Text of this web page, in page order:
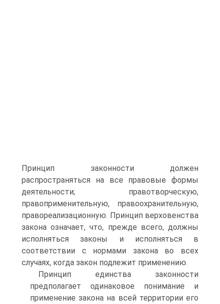
Принцип законности должен
распространяться на все правовые формы
деятельности; правотворческую,
правоприменительную, правоохранительную,
правореализационную. Принцип верховенства
закона означает, что, прежде всего, должны
исполняться законы и исполняться в
соответствии с нормами закона во всех
случаях, когда закон подлежит применению.
Принцип единства законности
предполагает одинаковое понимание и
применение закона на всей территории его